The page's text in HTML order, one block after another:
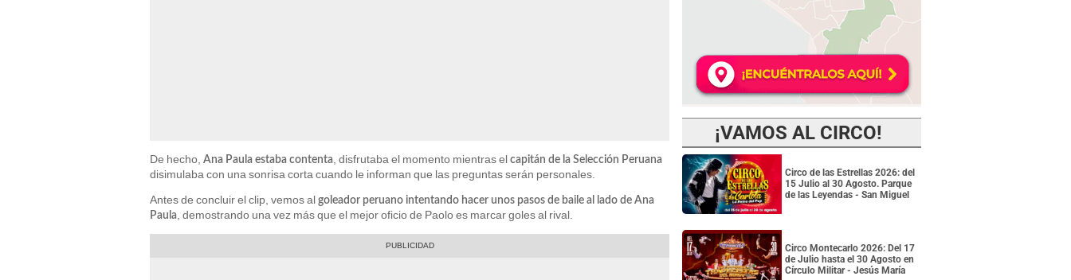
De hecho, Ana Paula estaba contenta, disfrutaba el momento mientras el capitán de la Selección Peruana
disimulaba con una sonrisa corta cuando le informan que las preguntas serán personales.
Antes de concluir el clip, vemos al goleador peruano intentando hacer unos pasos de baile al lado de Ana
Paula, demostrando una vez más que el mejor oficio de Paolo es marcar goles al rival.
¡VAMOS AL CIRCO!
Circo de las Estrellas 2026: del
15 Julio al 30 Agosto. Parque
de las Leyendas - San Miguel
Circo Montecarlo 2026: Del 17
de Julio hasta el 30 Agosto en
Círculo Militar - Jesús María